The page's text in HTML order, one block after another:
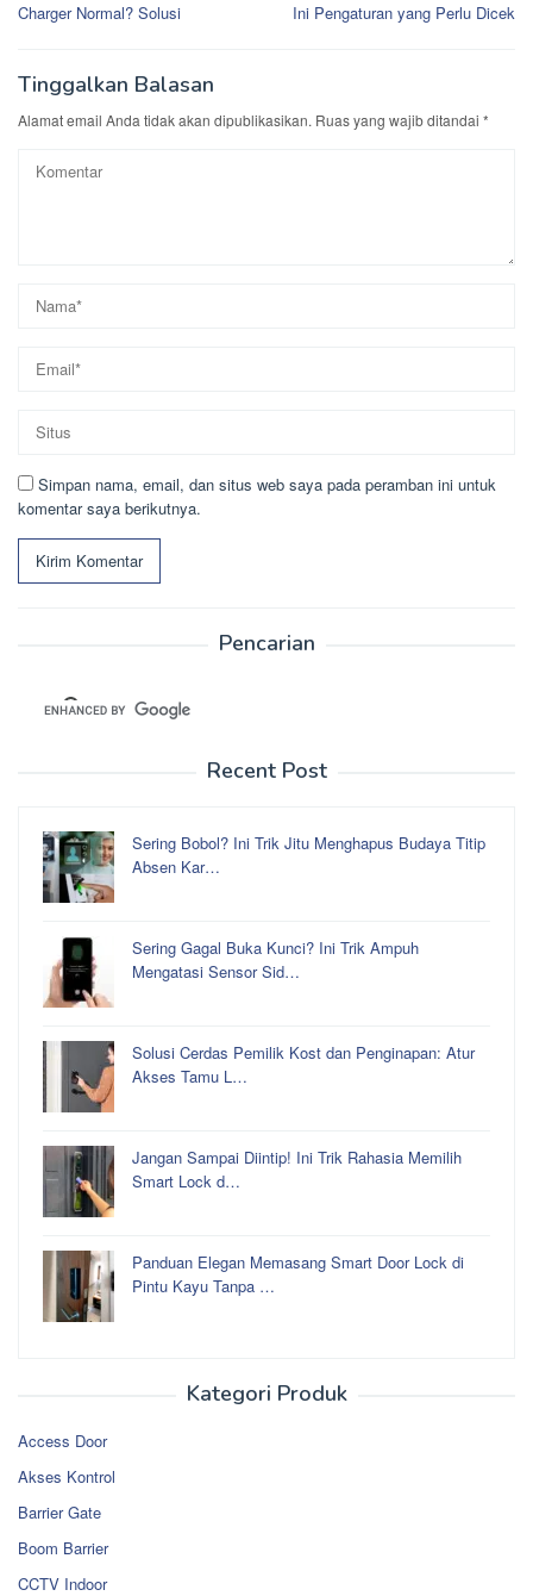
Charger Normal? Solusi Ini Pengaturan yang Perlu Dicek
Tinggalkan Balasan
Alamat email Anda tidak akan dipublikasikan. Ruas yang wajib ditandai *
Simpan nama, email, dan situs web saya pada peramban ini untuk
komentar saya berikutnya.
Pencarian
Recent Post
Sering Bobol? Ini Trik Jitu Menghapus Budaya Titip
Absen Kar…
Sering Gagal Buka Kunci? Ini Trik Ampuh
Mengatasi Sensor Sid…
Solusi Cerdas Pemilik Kost dan Penginapan: Atur
Akses Tamu L…
Jangan Sampai Diintip! Ini Trik Rahasia Memilih
Smart Lock d…
Panduan Elegan Memasang Smart Door Lock di
Pintu Kayu Tanpa …
Kategori Produk
Access Door
Akses Kontrol
Barrier Gate
Boom Barrier
CCTV Indoor